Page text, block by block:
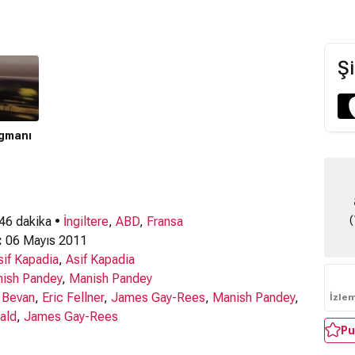
dakika • İngiltere, ABD, Fransa
06 Mayıs 2011
Kapadia, Asif Kapadia
Pandey, Manish Pandey
, Eric Fellner, James Gay-Rees, Manish Pandey,
, James Gay-Rees